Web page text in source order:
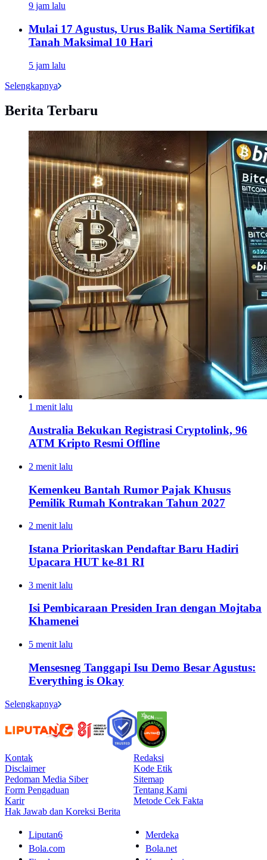
9 jam lalu
Mulai 17 Agustus, Urus Balik Nama Sertifikat
Tanah Maksimal 10 Hari
5 jam lalu
Selengkapnya
Berita Terbaru
1 menit lalu
Australia Bekukan Registrasi Cryptolink, 96
ATM Kripto Resmi Offline
2 menit lalu
Kemenkeu Bantah Rumor Pajak Khusus
Pemilik Rumah Kontrakan Tahun 2027
2 menit lalu
Istana Prioritaskan Pendaftar Baru Hadiri
Upacara HUT ke-81 RI
3 menit lalu
Isi Pembicaraan Presiden Iran dengan Mojtaba
Khamenei
5 menit lalu
Mensesneg Tanggapi Isu Demo Besar Agustus:
Everything is Okay
Selengkapnya
Kontak
Redaksi
Disclaimer
Kode Etik
Pedoman Media Siber
Sitemap
Form Pengaduan
Tentang Kami
Karir
Metode Cek Fakta
Hak Jawab dan Koreksi Berita
Liputan6
Merdeka
Bola.com
Bola.net